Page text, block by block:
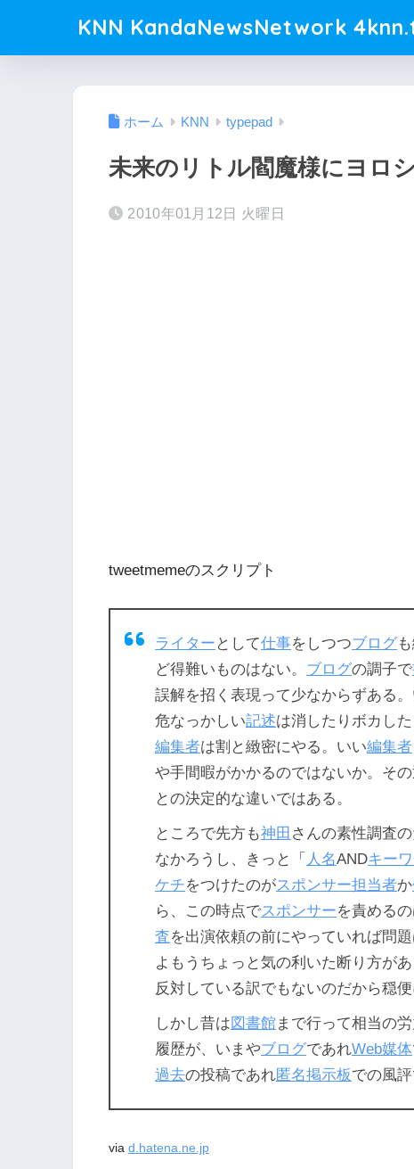
KNN KandaNewsNetwork
ホーム KNN typepad
未来のリトル閻魔様にヨロ
2010年01月12日 火曜日
tweetmemeのスクリプト
ライター として仕事をしつつブログ
ど得難いものはない。 ブログの調子で
誤解を招く表現って少なからずある
危なっかしい記述は消したりボカした
編集者は割と緻密にやる。いい編集者
や手間暇がかかるのではないか。そ
との決定的な違いではある。
ところで先方も神田 さんの素性調査
なかろうし、きっと「 人名ANDキー
ケチをつけたのがスポンサー担当者か
ら、この時点でスポンサーを責める
査を出演依頼の前にやっていれば問
よもうちょっと気の利いた断り方が
反対している訳でもないのだから穏
しかし昔は図書館 まで行って相当の
履歴が、いまやブログであれWeb媒体
過去の投稿であれ匿名掲示板での風
via d.hatena.ne.jp